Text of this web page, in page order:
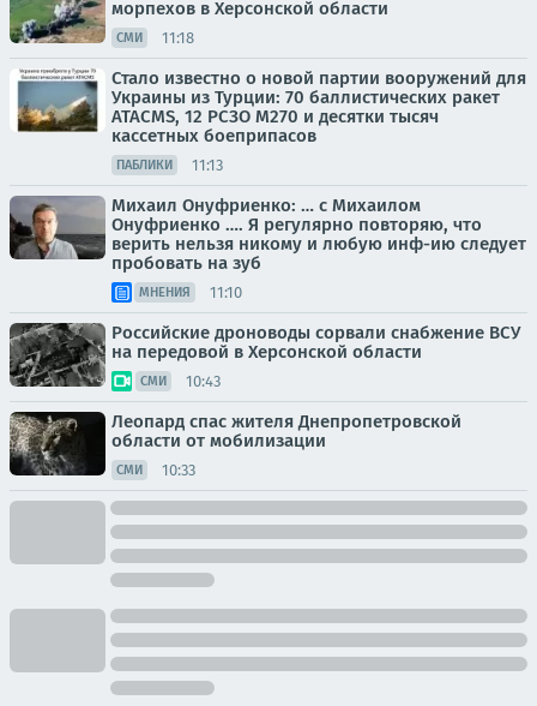
морпехов в Херсонской области
СМИ 11:18
Стало известно о новой партии вооружений для
Украины из Турции: 70 баллистических ракет
ATACMS, 12 РСЗО M270 и десятки тысяч
кассетных боеприпасов
ПАБЛИКИ 11:13
Михаил Онуфриенко: … с Михаилом
Онуфриенко …. Я регулярно повторяю, что
верить нельзя никому и любую инф-ию следует
пробовать на зуб
МНЕНИЯ 11:10
Российские дроноводы сорвали снабжение ВСУ
на передовой в Херсонской области
СМИ 10:43
Леопард спас жителя Днепропетровской
области от мобилизации
СМИ 10:33